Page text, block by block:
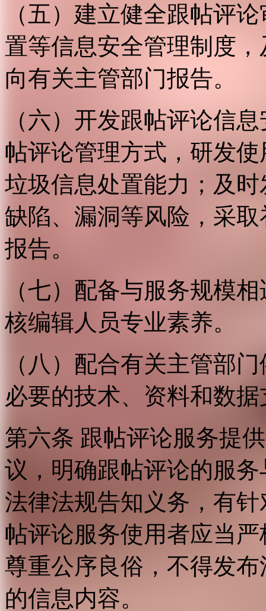
（五）建立健全跟帖评
置等信息安全管理制度
向有关主管部门报告。
（六）开发跟帖评论信
帖评论管理方式，研发
垃圾信息处置能力；及
缺陷、漏洞等风险，采
报告。
（七）配备与服务规模
核编辑人员专业素养。
（八）配合有关主管部
必要的技术、资料和数
第六条 跟帖评论服务提
议，明确跟帖评论的服
法律法规告知义务，有
帖评论服务使用者应当
尊重公序良俗，不得发
的信息内容。